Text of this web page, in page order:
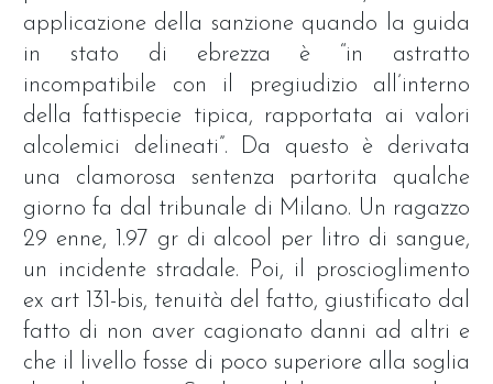
applicazione della sanzione quando la guida
in stato di ebrezza è “in astratto
incompatibile con il pregiudizio all’interno
della fattispecie tipica, rapportata ai valori
alcolemici delineati”. Da questo è derivata
una clamorosa sentenza partorita qualche
giorno fa dal tribunale di Milano. Un ragazzo
29 enne, 1.97 gr di alcool per litro di sangue,
un incidente stradale. Poi, il proscioglimento
ex art 131-bis, tenuità del fatto, giustificato dal
fatto di non aver cagionato danni ad altri e
che il livello fosse di poco superiore alla soglia